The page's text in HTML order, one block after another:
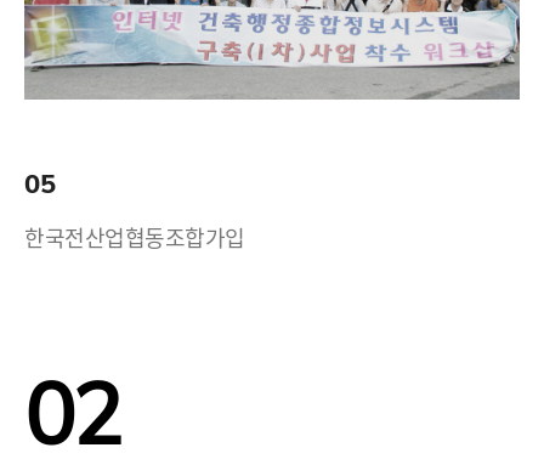
05
한국전산업협동조합가입
02